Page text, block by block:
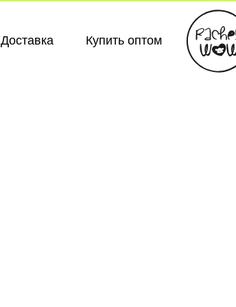
Доставка Купить оптом
Доставка Купить оптом